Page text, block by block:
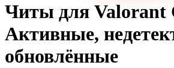
Читы для Valorant
Активные,
обновлённые